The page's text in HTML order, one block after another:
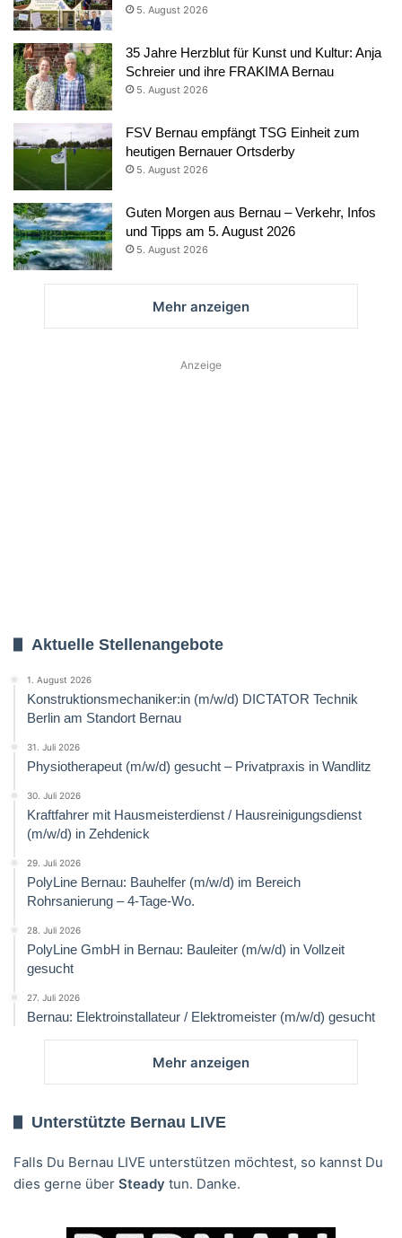
5. August 2026
35 Jahre Herzblut für Kunst und Kultur: Anja
Schreier und ihre FRAKIMA Bernau
5. August 2026
FSV Bernau empfängt TSG Einheit zum
heutigen Bernauer Ortsderby
5. August 2026
Guten Morgen aus Bernau – Verkehr, Infos
und Tipps am 5. August 2026
5. August 2026
Mehr anzeigen
Anzeige
Aktuelle Stellenangebote
1. August 2026
Konstruktionsmechaniker:in (m/w/d) DICTATOR Technik
Berlin am Standort Bernau
31. Juli 2026
Physiotherapeut (m/w/d) gesucht – Privatpraxis in Wandlitz
30. Juli 2026
Kraftfahrer mit Hausmeisterdienst / Hausreinigungsdienst
(m/w/d) in Zehdenick
29. Juli 2026
PolyLine Bernau: Bauhelfer (m/w/d) im Bereich
Rohrsanierung – 4-Tage-Wo.
28. Juli 2026
PolyLine GmbH in Bernau: Bauleiter (m/w/d) in Vollzeit
gesucht
27. Juli 2026
Bernau: Elektroinstallateur / Elektromeister (m/w/d) gesucht
Mehr anzeigen
Unterstützte Bernau LIVE
Falls Du Bernau LIVE unterstützen möchtest, so kannst Du
dies gerne über Steady tun. Danke.